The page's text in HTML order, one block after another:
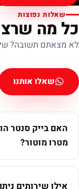
שאלות נפוצות
כל מה
לא מצאתם תשובה?
שאלו אותנו
האם בייק סנטר
מטרו מוטור?
אילו שירותים